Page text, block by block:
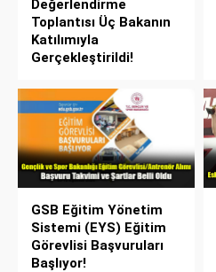
Değerlendirme
Toplantısı Üç Bakanın
Katılımıyla
Gerçekleştirildi!
GSB Eğitim Yönetim
Sistemi (EYS) Eğitim
Görevlisi Başvuruları
Başlıyor!